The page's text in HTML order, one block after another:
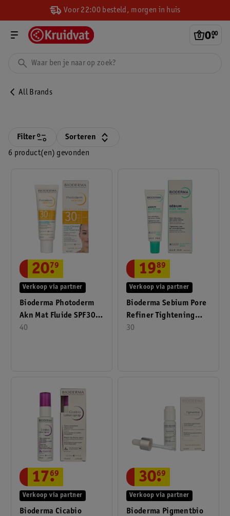
Voor 22:00 besteld, morgen in huis
0.
00
All Brands
6 product(en) gevonden
Filter Sorteren
Bioderma Photoderm
Akn Mat Fluide SPF30
40ml
40
Verkoop via partner
20.
79
Bioderma Sebium Pore
Refiner Tightening
Care For Enlarged Pores
30
Verkoop via partner
19.
89
Bioderma Cicabio
Verkoop via partner
17.
69
Bioderma Pigmentbio
Verkoop via partner
30.
69